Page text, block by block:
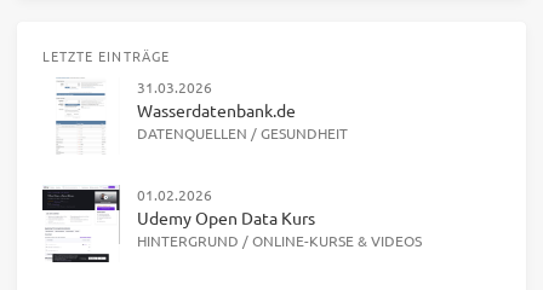
LETZTE EINTRÄGE
31.03.2026
Wasserdatenbank.de
DATENQUELLEN /GESUNDHEIT
01.02.2026
Udemy Open Data Kurs
HINTERGRUND /ONLINE-KURSE & VIDEOS